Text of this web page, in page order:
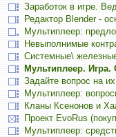
Заработок в игре.
Редактор Blender -
Мультиплеер:
Невыполнимые
Системные\
Мультиплеер.
Задайте вопрос на
Мультиплеер:
Кланы Ксенонов и
Проект EvoRus
Мультиплеер: